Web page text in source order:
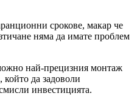
срокове, макар че
няма да имате проблем
най-прецизния монтаж
да задоволи
инвестицията.